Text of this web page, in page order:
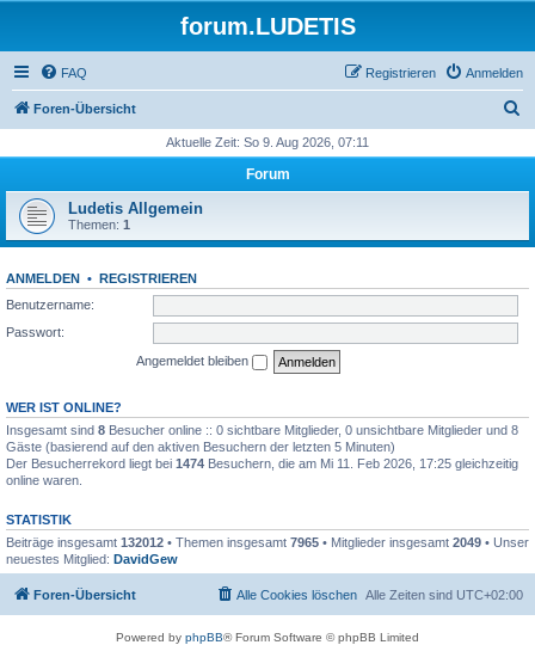
forum.LUDETIS
FAQ Anmelden
Registrieren
Foren-Übersicht
h
Aktuelle Zeit: So 9. Aug 2026, 07:11
Forum
Ludetis Allgemein
Themen: 1
ANMELDEN • REGISTRIEREN
Benutzername:
Passwort:
Angemeldet bleiben
WER IST ONLINE?
Insgesamt sind 8 Besucher online :: 0 sichtbare Mitglieder, 0 unsichtbare Mitglieder und 8
Gäste (basierend auf den aktiven Besuchern der letzten 5 Minuten)
Der Besucherrekord liegt bei 1474 Besuchern, die am Mi 11. Feb 2026, 17:25 gleichzeitig
online waren.
STATISTIK
Beiträge insgesamt 132012 • Themen insgesamt 7965 • Mitglieder insgesamt 2049 • Unser
neuestes Mitglied: DavidGew
Foren-Übersicht Alle Zeiten sind UTC+02:00
Alle Cookies löschen
Powered by phpBB® Forum Software © phpBB Limited